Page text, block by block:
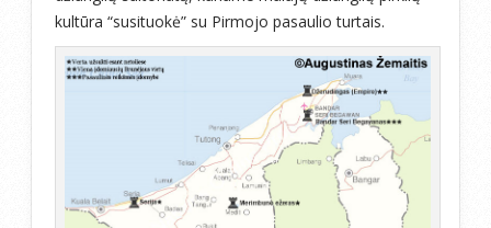
kultūra “susituokė” su Pirmojo pasaulio turtais.